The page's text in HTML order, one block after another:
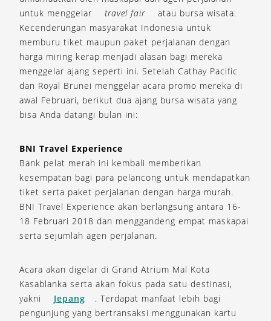
untuk menggelar
travel fair
atau bursa wisata.
Kecenderungan masyarakat Indonesia untuk
memburu tiket maupun paket perjalanan dengan
harga miring kerap menjadi alasan bagi mereka
menggelar ajang seperti ini. Setelah Cathay Pacific
dan Royal Brunei menggelar acara promo mereka di
awal Februari, berikut dua ajang bursa wisata yang
bisa Anda datangi bulan ini:
BNI Travel Experience
Bank pelat merah ini kembali memberikan
kesempatan bagi para pelancong untuk mendapatkan
tiket serta paket perjalanan dengan harga murah.
BNI Travel Experience akan berlangsung antara 16-
18 Februari 2018 dan menggandeng empat maskapai
serta sejumlah agen perjalanan.
Acara akan digelar di Grand Atrium Mal Kota
Kasablanka serta akan fokus pada satu destinasi,
yakni
Jepang
. Terdapat manfaat lebih bagi
pengunjung yang bertransaksi menggunakan kartu